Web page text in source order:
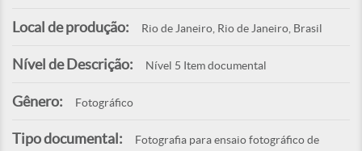
Local de produção: Rio de Janeiro, Rio de Janeiro, Brasil
Nível de Descrição: Nível 5 Item documental
Gênero: Fotográfico
Tipo documental:
Fotografia para ensaio fotográfico de